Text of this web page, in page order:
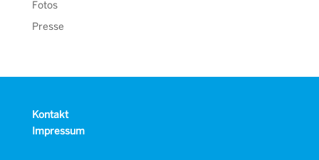
Fotos
Presse
Kontakt
Impressum